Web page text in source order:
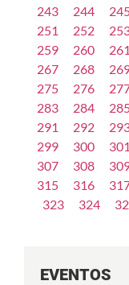
243
244
251
252
259
260 261
267
268
275
276
283
284
291
292
299
300 301
307
308
315
316
323
324
EVENTOS